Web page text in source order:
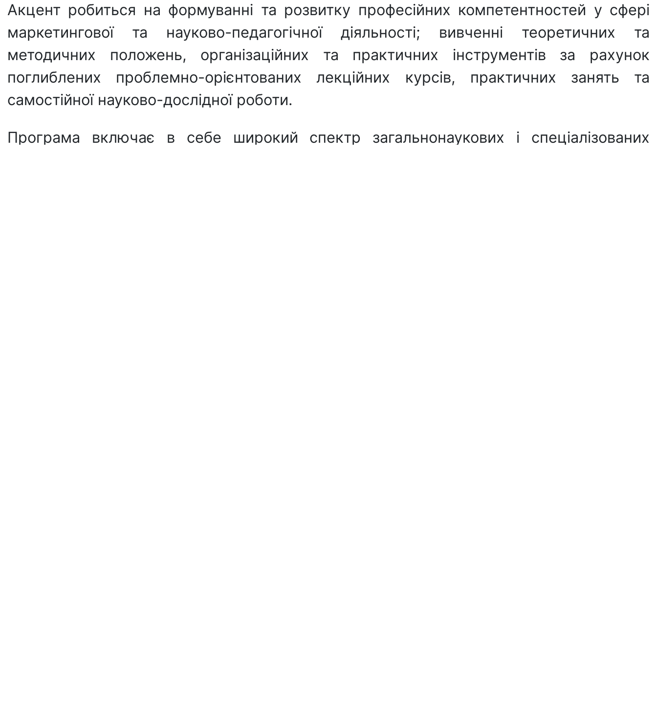
Акцент робиться на формуванні та розвитку професійних компетентностей у сфері
маркетингової та науково-педагогічної діяльності; вивченні теоретичних та
методичних положень, організаційних та практичних інструментів за рахунок
поглиблених проблемно-орієнтованих лекційних курсів, практичних занять та
самостійної науково-дослідної роботи.
Програма включає в себе широкий спектр загальнонаукових i спецiалізованих